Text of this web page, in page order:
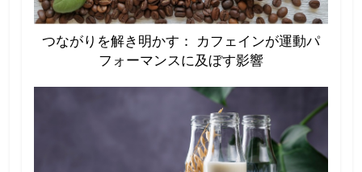
つながりを解き明かす： カフェインが運動パ
フォーマンスに及ぼす影響